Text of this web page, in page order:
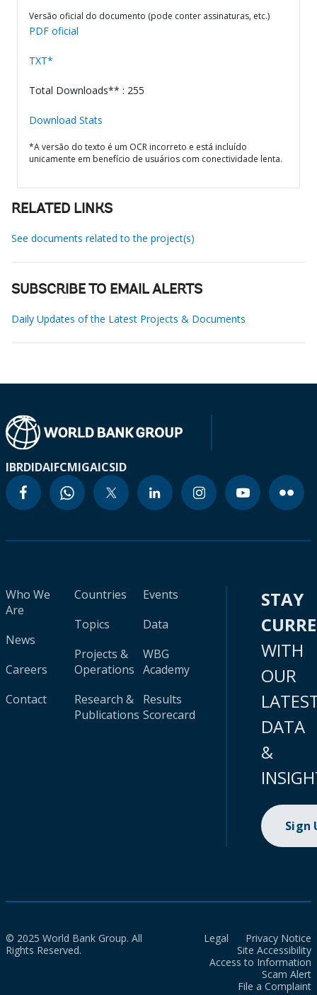
Versão oficial do documento (pode conter assinaturas, etc.)
PDF oficial
TXT*
Total Downloads** : 255
Download Stats
*A versão do texto é um OCR incorreto e está incluído
unicamente em benefício de usuários com conectividade lenta.
RELATED LINKS
See documents related to the project(s)
SUBSCRIBE TO EMAIL ALERTS
Daily Updates of the Latest Projects & Documents
IBRDIDAIFCMIGAICSID
Who We
Are
News
Careers
Contact
Countries
Topics
Projects &
Operations
Research &
Publications
Events
Data
WBG
Academy
Results
Scorecard
STAY
WITH
OUR
DATA
&
Sign
© 2025 World Bank Group. All
Rights Reserved.
Legal
Privacy Notice
Site Accessibility
Access to Information
Scam Alert
File a Complaint